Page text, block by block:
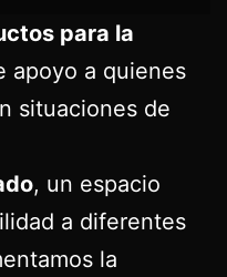
para la
apoyo a quienes
situaciones de
, un espacio
a diferentes
la